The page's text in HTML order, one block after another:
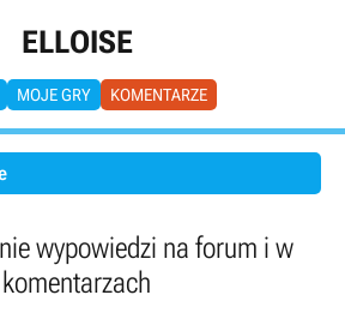
ELLOISE
MOJE GRY KOMENTARZE
wypowiedzi na forum i w
komentarzach